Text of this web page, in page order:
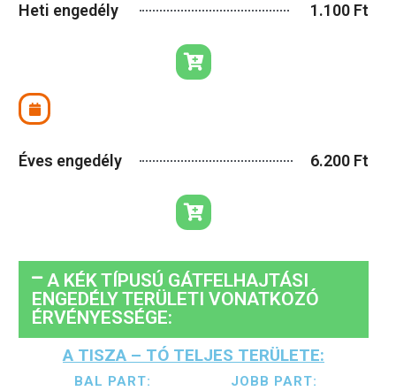
Heti engedély 1.100 Ft
Éves engedély 6.200 Ft
A KÉK TÍPUSÚ GÁTFELHAJTÁSI
ENGEDÉLY TERÜLETI VONATKOZÓ
ÉRVÉNYESSÉGE:
A TISZA – TÓ TELJES TERÜLETE:
BAL PART: JOBB PART: